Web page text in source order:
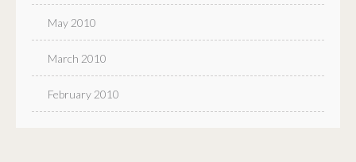
May 2010
March 2010
February 2010